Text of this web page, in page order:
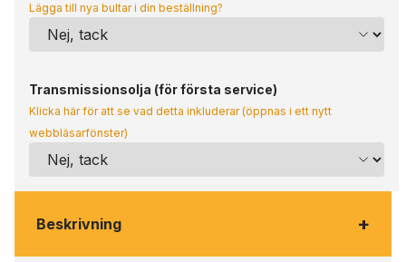
Lägga till nya bultar i din beställning?
Transmissionsolja (för första service)
Klicka här för att se vad detta inkluderar (öppnas i ett nytt
webbläsarfönster)
Beskrivning +